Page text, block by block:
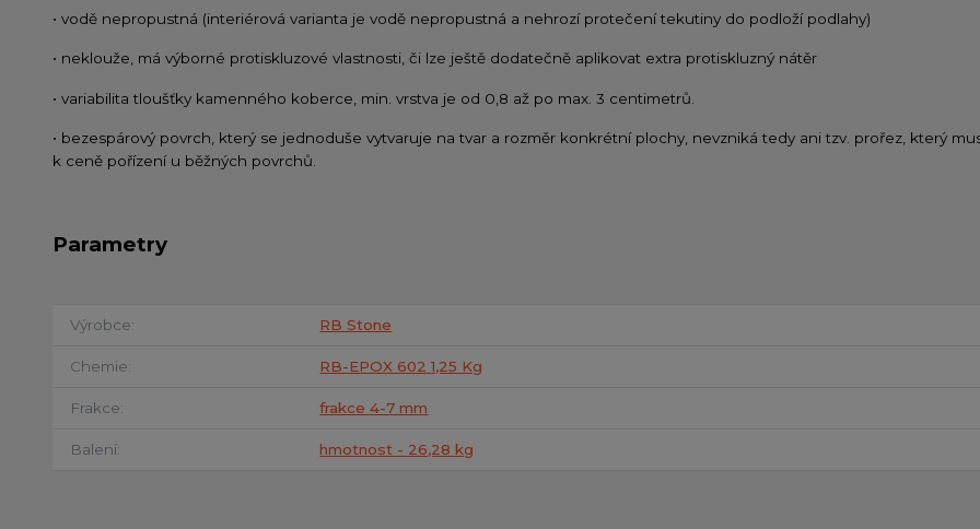
• vodě nepropustná (interiérová varianta je vodě nepropustná a nehrozí protečení tekutiny do podloží podlahy)
• neklouže, má výborné protiskluzové vlastnosti, či lze ještě dodatečně aplikovat extra protiskluzný nátěr
• variabilita tloušťky kamenného koberce, min. vrstva je od 0,8 až po max. 3 centimetrů.
• bezespárový povrch, který se jednoduše vytvaruje na tvar a rozměr konkrétní plochy, nevzniká tedy ani tzv. prořez, který
k ceně pořízení u běžných povrchů.
Parametry
Výrobce RB Stone
Chemie RB-EPOX 602 1,25 Kg
Frakce frakce 4-7 mm
Balení hmotnost - 26,28 kg